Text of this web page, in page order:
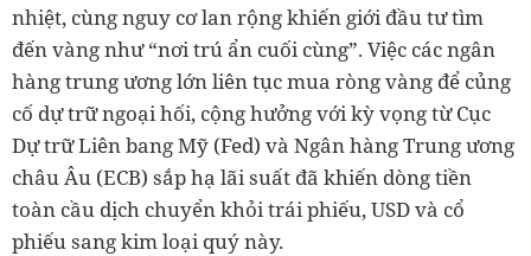
nhiệt, cùng nguy cơ lan rộng khiến giới đầu tư tìm
đến vàng như “nơi trú ẩn cuối cùng”. Việc các ngân
hàng trung ương lớn liên tục mua ròng vàng để củng
cố dự trữ ngoại hối, cộng hưởng với kỳ vọng từ Cục
Dự trữ Liên bang Mỹ (Fed) và Ngân hàng Trung ương
châu Âu (ECB) sắp hạ lãi suất đã khiến dòng tiền
toàn cầu dịch chuyển khỏi trái phiếu, USD và cổ
phiếu sang kim loại quý này.